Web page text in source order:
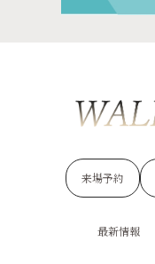
来場予約
最新情報